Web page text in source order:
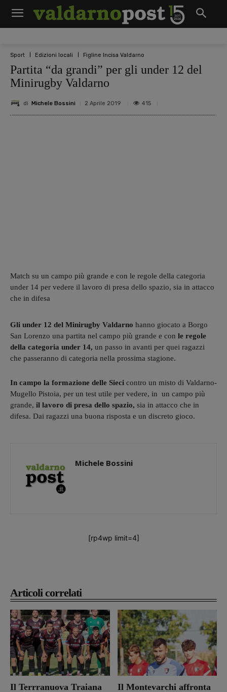
Sport Edizioni locali Figline Incisa Valdarno
Partita “da grandi” per gli under 12 del
Minirugby Valdarno
di Michele Bossini 2 Aprile 2019 415
Articoli correlati
Il Terrranuova Traiana
Il Montevarchi affronta
Match su un campo più grande e con le regole della categoria
under 14 per vedere il lavoro di presa dello spazio, sia in attacco
che in difesa
Gli under 12 del Minirugby Valdarno hanno giocato a Borgo
San Lorenzo una partita nel campo più grande e con le regole
della categoria under 14, un passo in avanti per quei ragazzi
che passeranno di categoria nella prossima stagione.
In campo la formazione delle Sieci contro un misto di Valdarno-
Mugello Pistoia, per un test utile per vedere, in un campo più
grande, il lavoro di presa dello spazio, sia in attacco che in
difesa. Dai ragazzi una buona risposta e un discreto gioco.
Michele Bossini
[rp4wp limit=4]